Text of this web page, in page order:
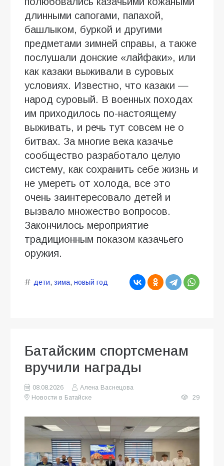
длинными сапогами, папахой,
башлыком, буркой и другими
предметами зимней справы, а также
послушали донские «лайфаки», или
как казаки выживали в суровых
условиях. Известно, что казаки —
народ суровый. В военных походах
им приходилось по-настоящему
выживать, и речь тут совсем не о
битвах. За многие века казачье
сообщество разработало целую
систему, как сохранить себе жизнь и
не умереть от холода, все это
очень заинтересовало детей и
вызвало множество вопросов.
Закончилось мероприятие
традиционным показом казачьего
оружия.
дети, зима, новый год
Батайским спортсменам
вручили награды
08.08.2026
Алена Васнецова
Новости в Батайске
29